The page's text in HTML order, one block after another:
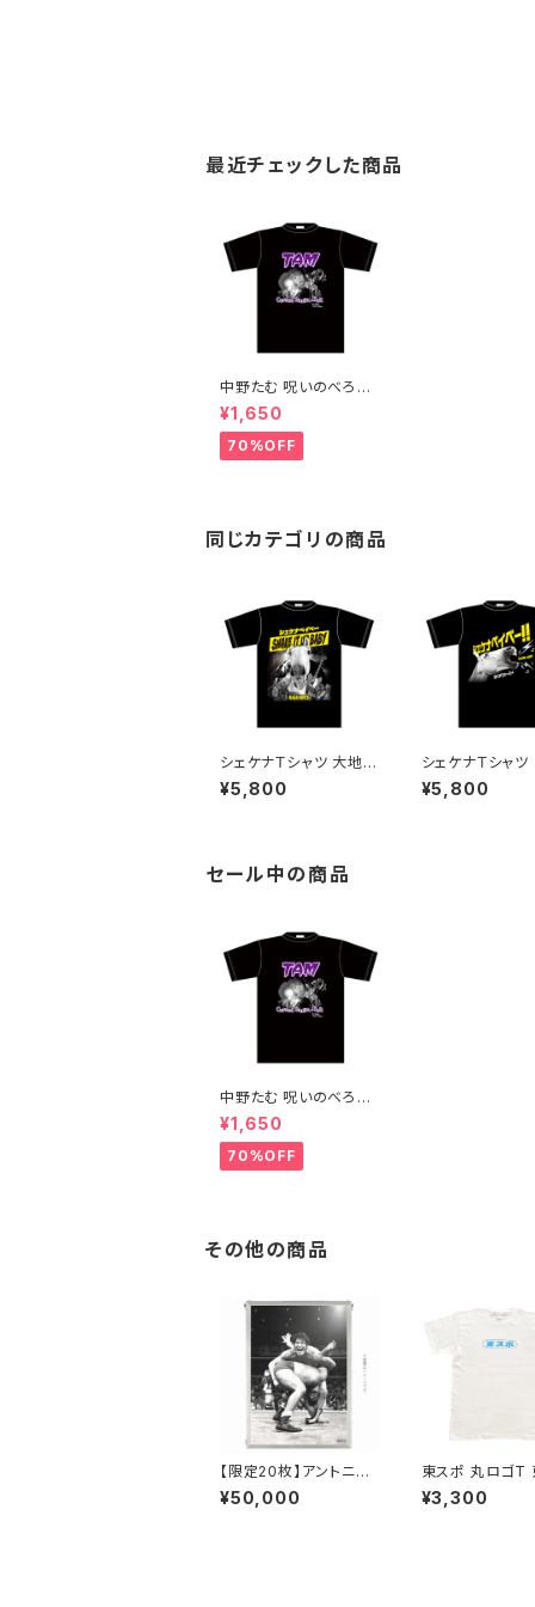
最近チェックした商品
中野たむ 呪いのべろ人
形Tシャツ
¥1,650
70%OFF
同じカテゴリの商品
シェケナＴシャツ 大地の
パワー
¥5,800
シェケナＴシャツ
ト
¥5,800
セール中の商品
中野たむ 呪いのべろ人
形Tシャツ
¥1,650
70%OFF
その他の商品
【限定20枚】アントニオ
猪木 蔵出し写真 B3
サイズ
¥50,000
東スポ 丸ロゴT
ブルー
¥3,300